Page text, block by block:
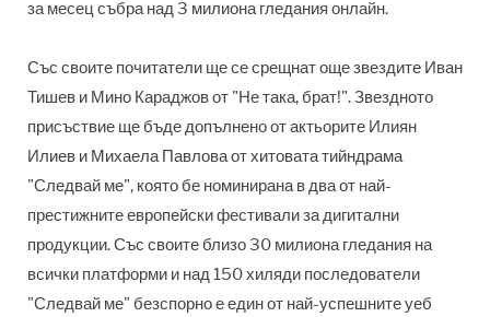
за месец събра над 3 милиона гледания онлайн.
Със своите почитатели ще се срещнат още звездите Иван
Тишев и Мино Караджов от "Не така, брат!". Звездното
присъствие ще бъде допълнено от актьорите Илиян
Илиев и Михаела Павлова от хитовата тийндрама
"Следвай ме", която бе номинирана в два от най-
престижните европейски фестивали за дигитални
продукции. Със своите близо 30 милиона гледания на
всички платформи и над 150 хиляди последователи
"Следвай ме" безспорно е един от най-успешните уеб